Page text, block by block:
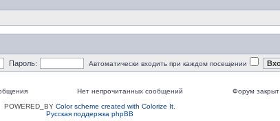
Пароль: Автоматически входить при каждом посещении
Нет непрочитанных сообщений
Форум закрыт
POWERED_BY Color scheme created with Colorize It.
Русская поддержка phpBB